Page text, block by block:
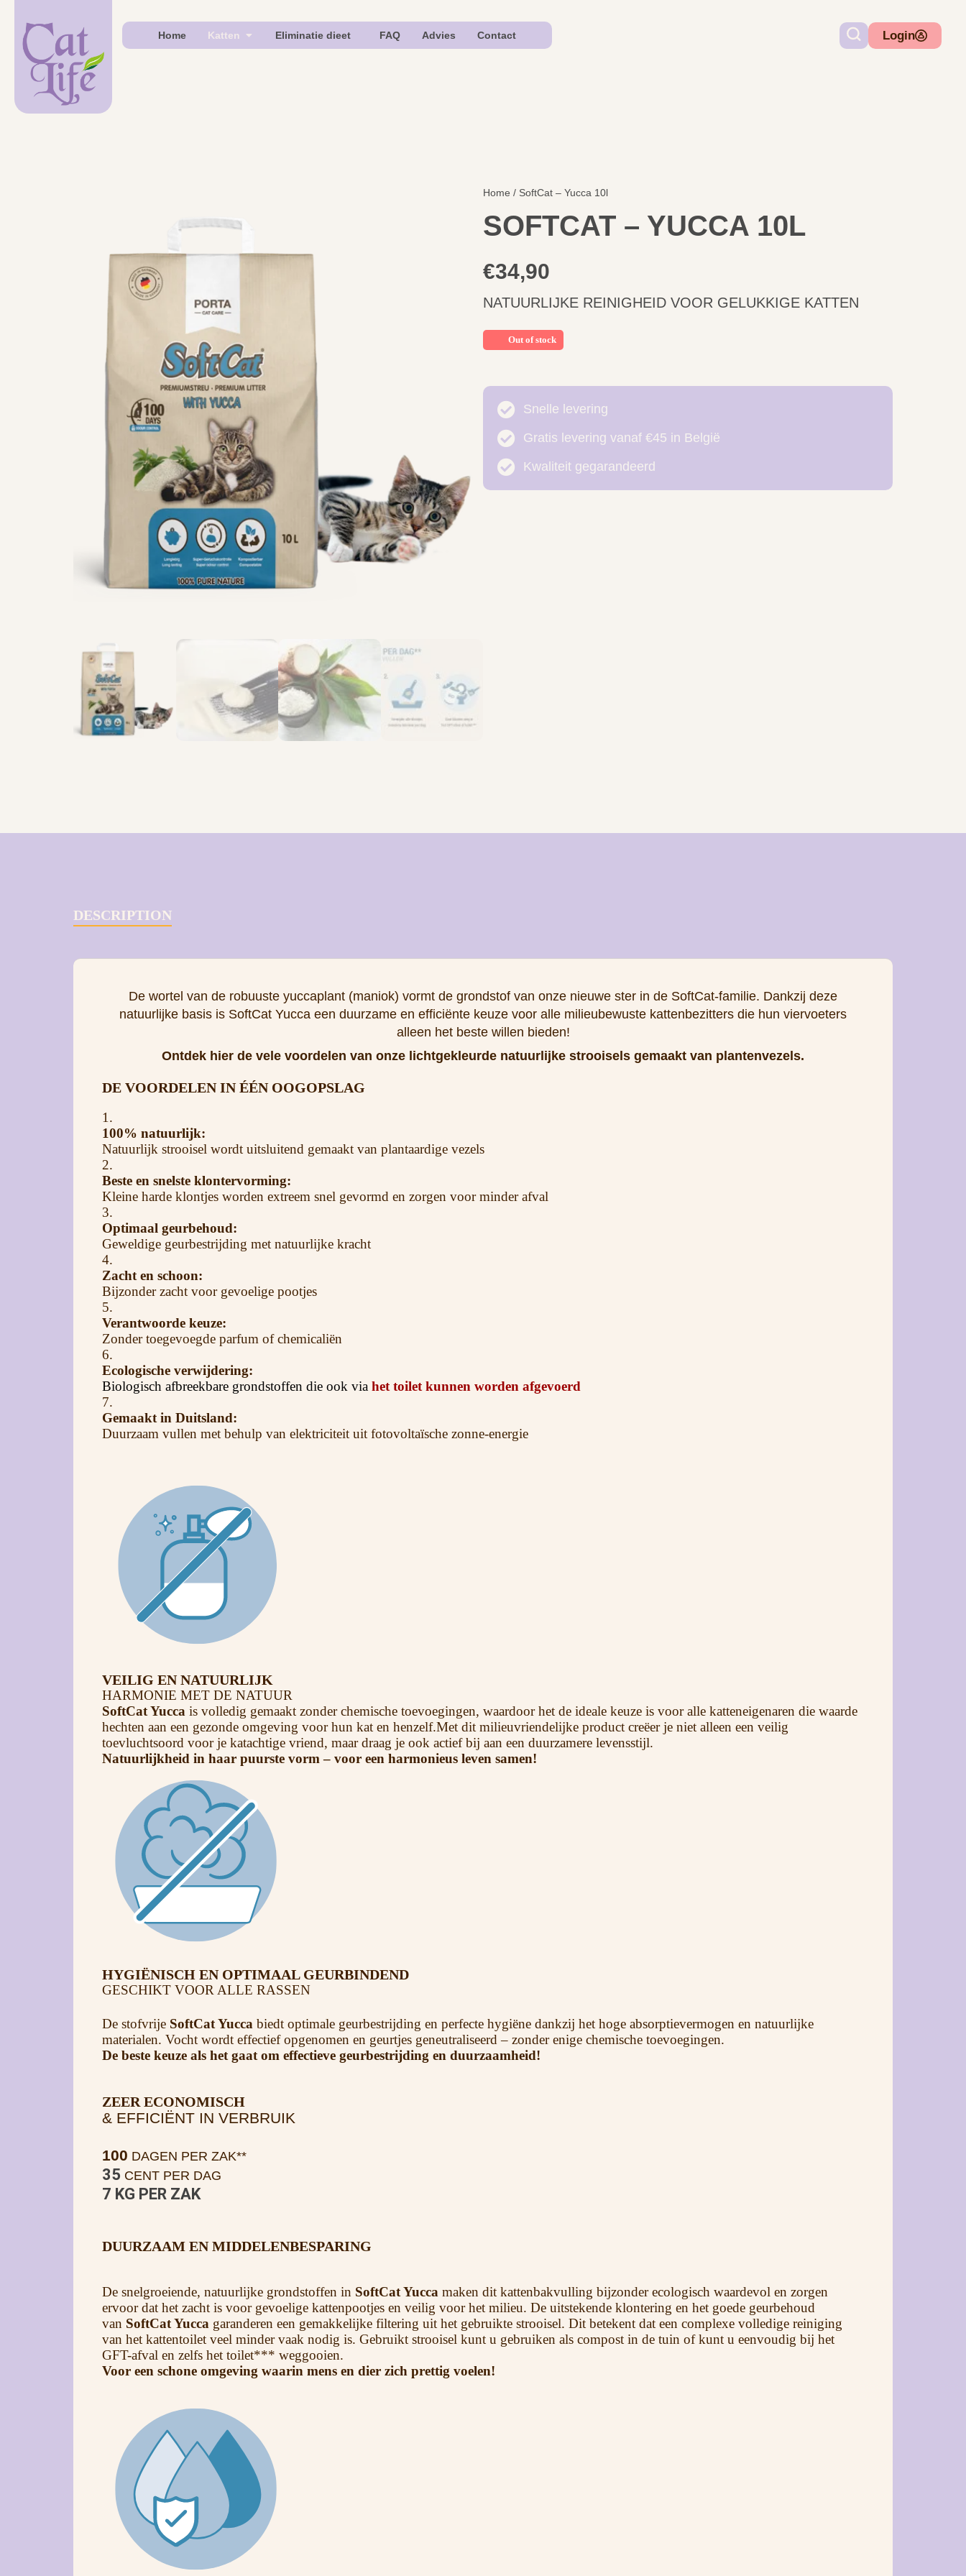
Home Katten Eliminatie dieet FAQ Advies Contact Login
Home / SoftCat – Yucca 10l
SOFTCAT – YUCCA 10L
€34,90
NATUURLIJKE REINIGHEID VOOR GELUKKIGE KATTEN
Out of stock
Snelle levering
Gratis levering vanaf €45 in België
Kwaliteit gegarandeerd
DESCRIPTION
De wortel van de robuuste yuccaplant (maniok) vormt de grondstof van onze nieuwe ster in de SoftCat-familie. Dankzij deze
natuurlijke basis is SoftCat Yucca een duurzame en efficiënte keuze voor alle milieubewuste kattenbezitters die hun viervoeters
alleen het beste willen bieden!
Ontdek hier de vele voordelen van onze lichtgekleurde natuurlijke strooisels gemaakt van plantenvezels.
DE VOORDELEN IN ÉÉN OOGOPSLAG
1.
100% natuurlijk:
Natuurlijk strooisel wordt uitsluitend gemaakt van plantaardige vezels
2.
Beste en snelste klontervorming:
Kleine harde klontjes worden extreem snel gevormd en zorgen voor minder afval
3.
Optimaal geurbehoud:
Geweldige geurbestrijding met natuurlijke kracht
4.
Zacht en schoon:
Bijzonder zacht voor gevoelige pootjes
5.
Verantwoorde keuze:
Zonder toegevoegde parfum of chemicaliën
6.
Ecologische verwijdering:
Biologisch afbreekbare grondstoffen die ook via het toilet kunnen worden afgevoerd
7.
Gemaakt in Duitsland:
Duurzaam vullen met behulp van elektriciteit uit fotovoltaïsche zonne-energie
VEILIG EN NATUURLIJK
HARMONIE MET DE NATUUR
SoftCat Yucca is volledig gemaakt zonder chemische toevoegingen, waardoor het de ideale keuze is voor alle katteneigenaren die waarde
hechten aan een gezonde omgeving voor hun kat en henzelf.Met dit milieuvriendelijke product creëer je niet alleen een veilig
toevluchtsoord voor je katachtige vriend, maar draag je ook actief bij aan een duurzamere levensstijl.
Natuurlijkheid in haar puurste vorm – voor een harmonieus leven samen!
HYGIËNISCH EN OPTIMAAL GEURBINDEND
GESCHIKT VOOR ALLE RASSEN
De stofvrije SoftCat Yucca biedt optimale geurbestrijding en perfecte hygiëne dankzij het hoge absorptievermogen en natuurlijke
materialen. Vocht wordt effectief opgenomen en geurtjes geneutraliseerd – zonder enige chemische toevoegingen.
De beste keuze als het gaat om effectieve geurbestrijding en duurzaamheid!
ZEER ECONOMISCH
& EFFICIËNT IN VERBRUIK
100 DAGEN PER ZAK**
35 CENT PER DAG
7 KG PER ZAK
DUURZAAM EN MIDDELENBESPARING
De snelgroeiende, natuurlijke grondstoffen in SoftCat Yucca maken dit kattenbakvulling bijzonder ecologisch waardevol en zorgen
ervoor dat het zacht is voor gevoelige kattenpootjes en veilig voor het milieu. De uitstekende klontering en het goede geurbehoud
van SoftCat Yucca garanderen een gemakkelijke filtering uit het gebruikte strooisel. Dit betekent dat een complexe volledige reiniging
van het kattentoilet veel minder vaak nodig is. Gebruikt strooisel kunt u gebruiken als compost in de tuin of kunt u eenvoudig bij het
GFT-afval en zelfs het toilet*** weggooien.
Voor een schone omgeving waarin mens en dier zich prettig voelen!